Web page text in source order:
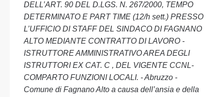
DELL’ART. 90 DEL D.LGS. N. 267/2000, TEMPO
DETERMINATO E PART TIME (12/h sett.) PRESSO
L’UFFICIO DI STAFF DEL SINDACO DI FAGNANO
ALTO MEDIANTE CONTRATTO DI LAVORO -
ISTRUTTORE AMMINISTRATIVO AREA DEGLI
ISTRUTTORI EX CAT. C , DEL VIGENTE CCNL-
COMPARTO FUNZIONI LOCALI. - Abruzzo -
Comune di Fagnano Alto a causa dell’ansia e della